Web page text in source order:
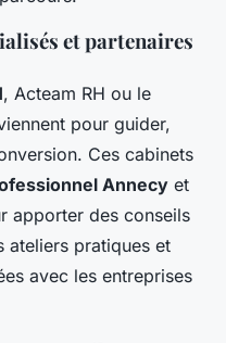
et partenaires
, Acteam RH ou le
pour guider,
Ces cabinets
Annecy et
apporter des conseils
ateliers pratiques et
avec les entreprises